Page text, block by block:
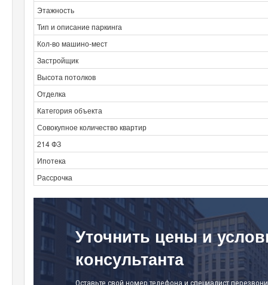
Этажность
Тип и описание паркинга
Кол-во машино-мест
Застройщик
Высота потолков
Отделка
Категория объекта
Совокупное количество квартир
214 ФЗ
Ипотека
Рассрочка
Уточнить цены и
консультанта
Оставьте свой номер телефона и специалист